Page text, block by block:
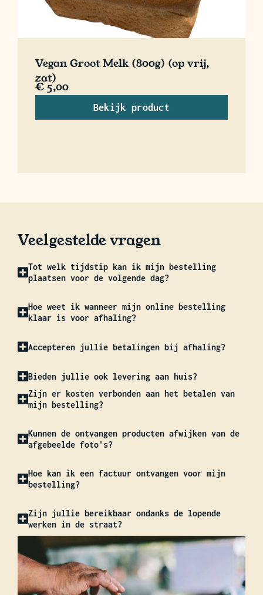
Vegan Groot Melk (800g) (op vrij,
zat)
€5,00
Bekijk product
Veelgestelde vragen
Tot welk tijdstip kan ik mijn bestelling
plaatsen voor de volgende dag?
Hoe weet ik wanneer mijn online bestelling
klaar is voor afhaling?
Accepteren jullie betalingen bij afhaling?
Bieden jullie ook levering aan huis?
Zijn er kosten verbonden aan het betalen van
mijn bestelling?
Kunnen de ontvangen producten afwijken van de
afgebeelde foto's?
Hoe kan ik een factuur ontvangen voor mijn
bestelling?
Zijn jullie bereikbaar ondanks de lopende
werken in de straat?